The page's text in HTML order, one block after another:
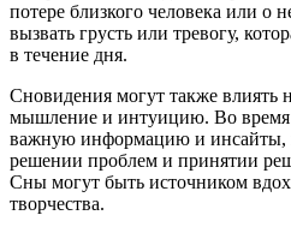
потере близкого человека или о
вызвать грусть или тревогу,
в течение дня.
Сновидения могут также влиять
мышление и интуицию. Во
важную информацию и инсайты,
решении проблем и принятии
Сны могут быть источником
творчества.